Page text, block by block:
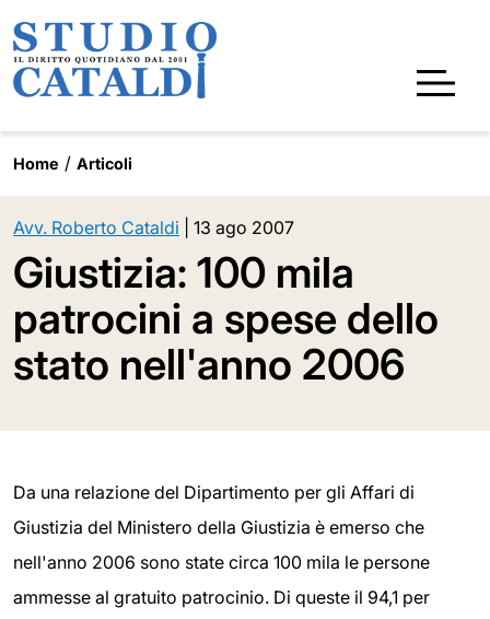
Home Articoli
Avv. Roberto Cataldi 13 ago 2007
Giustizia: 100 mila
patrocini a spese dello
stato nell'anno 2006
Da una relazione del Dipartimento per gli Affari di
Giustizia del Ministero della Giustizia è emerso che
nell'anno 2006 sono state circa 100 mila le persone
ammesse al gratuito patrocinio. Di queste il 94,1 per